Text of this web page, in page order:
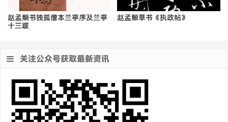
赵孟頫书独孤僧本兰亭序及兰亭
十三跋
赵孟頫草书《执政帖》
关注公众号获取最新资讯